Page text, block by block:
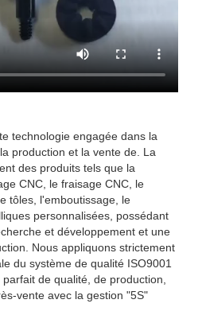
technologie engagée dans la
production et la vente de. La
des produits tels que la
CNC, le fraisage CNC, le
tôles, l'emboutissage, le
personnalisées, possédant
et développement et une
Nous appliquons strictement
du système de qualité ISO9001
de qualité, de production,
vente avec la gestion "5S"